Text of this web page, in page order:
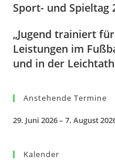
Sport- und Spieltag
„Jugend trainiert
Leistungen im
und in der
Anstehende Termine
29. Juni 2026– 7. August
Kalender